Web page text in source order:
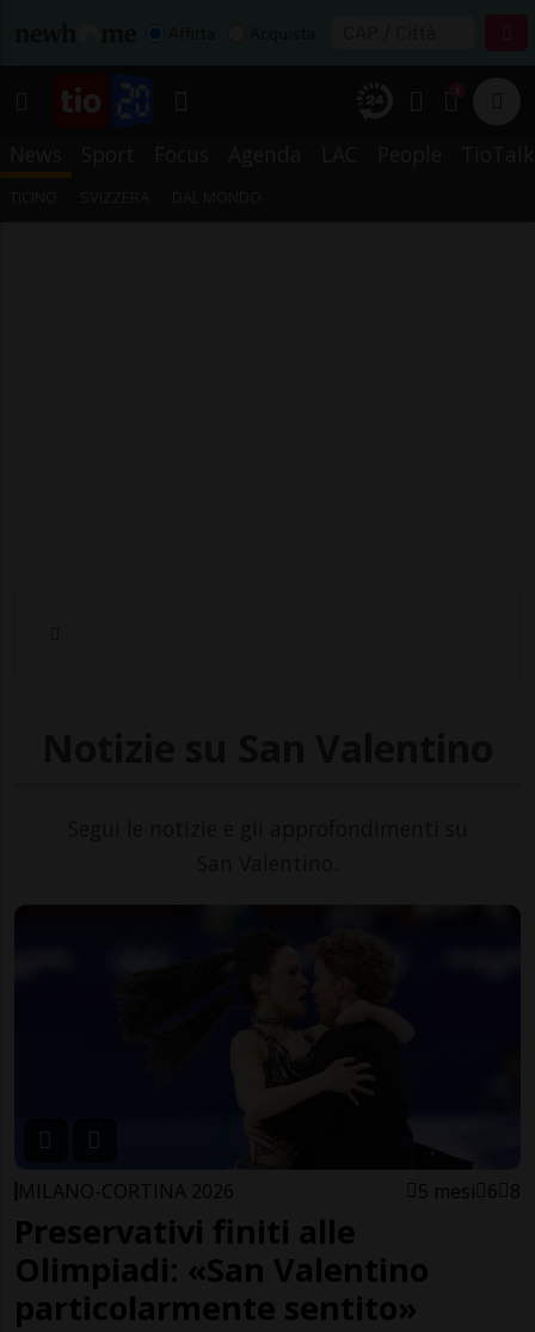
MILANO-CORTINA 2026 5 mesi 6 8
Preservativi finiti alle
Olimpiadi: «San Valentino
particolarmente sentito»